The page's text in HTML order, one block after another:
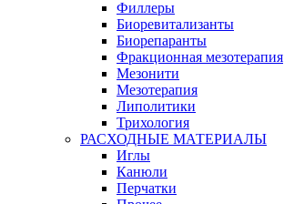
Филлеры
Биоревитализанты
Биорепаранты
Фракционная мезотерапия
Мезонити
Мезотерапия
Липолитики
Трихология
РАСХОДНЫЕ МАТЕРИАЛЫ
Иглы
Канюли
Перчатки